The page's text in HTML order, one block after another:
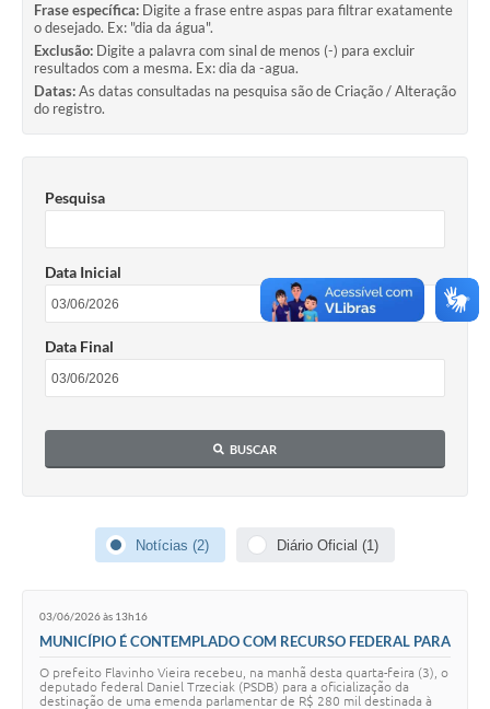
Frase específica: Digite a frase entre aspas para filtrar exatamente
o desejado. Ex: "dia da água".
Exclusão: Digite a palavra com sinal de menos (-) para excluir
resultados com a mesma. Ex: dia da -agua.
Datas:As datas consultadas na pesquisa são de Criação / Alteração
do registro.
Pesquisa
Data Inicial
Data Final
BUSCAR
Notícias (2) Diário Oficial (1)
03/06/2026 às 13h16
MUNICÍPIO É CONTEMPLADO COM RECURSO FEDERAL PARA
O prefeito Flavinho Vieira recebeu, na manhã desta quarta-feira (3), o
deputado federal Daniel Trzeciak (PSDB) para a oficialização da
destinação de uma emenda parlamentar de R$ 280 mil destinada à